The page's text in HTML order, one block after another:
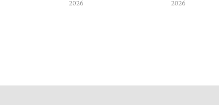
2026
2026